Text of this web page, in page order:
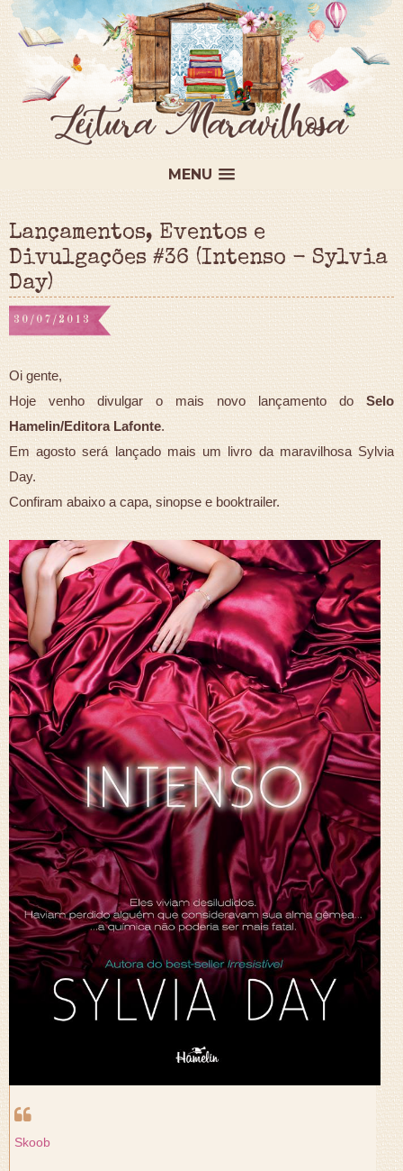
MENU
Lançamentos, Eventos e
Divulgações #36 (Intenso - Sylvia
Day)
30/07/2013
Oi gente,
Hoje venho divulgar o mais novo lançamento do Selo
Hamelin/Editora Lafonte.
Em agosto será lançado mais um livro da maravilhosa Sylvia
Day.
Confiram abaixo a capa, sinopse e booktrailer.
Skoob